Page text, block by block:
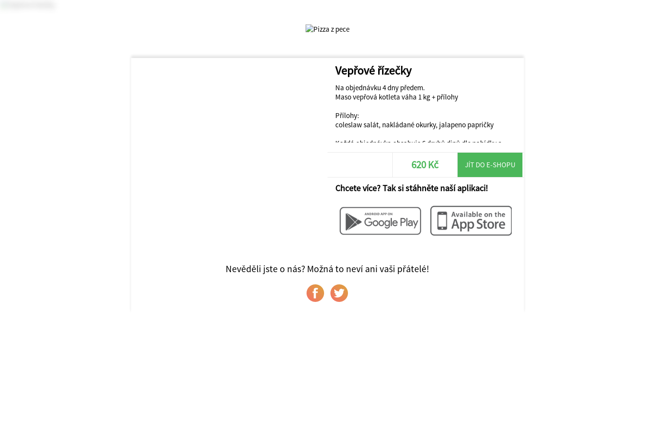
Vepřové řízečky
Na objednávku 4 dny předem.
Maso vepřová kotleta váha 1 kg + přílohy
Přílohy:
coleslaw salát, nakládané okurky, jalapeno papričky
Každá objednávka obsahuje 6 druhů dipů dle nabídky a
pepřový, francouzský, bbq, samuraj, kečup, tatarka
620 Kč JÍT DO E-SHOPU
Chcete více? Tak si stáhněte naší aplikaci!
Nevěděli jste o nás? Možná to neví ani vaši přátelé!